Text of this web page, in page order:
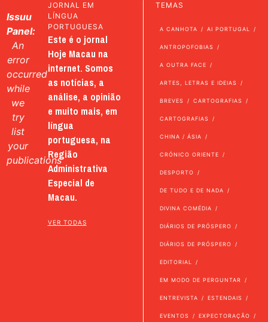
Issuu
Panel:
An
error
occurred
while
we
try
list
your
publications
JORNAL EM
LÍNGUA
PORTUGUESA
Este é o jornal
Hoje Macau na
internet. Somos
as notícias, a
análise, a opinião
e muito mais, em
língua
portuguesa, na
Região
Administrativa
Especial de
Macau.
VER TODAS
TEMAS
A CANHOTA AI PORTUGAL
ANTROPOFOBIAS
A OUTRA FACE
ARTES, LETRAS E IDEIAS
BREVES CARTOGRAFIAS
CARTOGRAFIAS
CHINA / ÁSIA
CRÓNICO ORIENTE
DESPORTO
DE TUDO E DE NADA
DIVINA COMÉDIA
DIÁRIOS DE PRÓSPERO
DIÁRIOS DE PRÓSPERO
EDITORIAL
EM MODO DE PERGUNTAR
ENTREVISTA ESTENDAIS
EVENTOS EXPECTORAÇÃO